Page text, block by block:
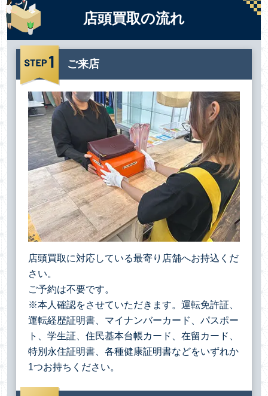
店頭買取の流れ
ご来店
店頭買取に対応している最寄り店舗へお持込くだ
さい。
ご予約は不要です。
※本人確認をさせていただきます。運転免許証、
運転経歴証明書、マイナンバーカード、パスポー
ト、学生証、住民基本台帳カード、在留カード、
特別永住証明書、各種健康証明書などをいずれか
1つお持ちください。